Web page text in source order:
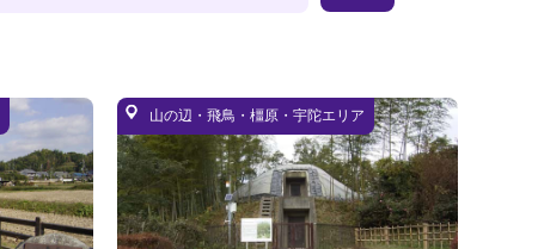
山の辺・飛鳥・橿原・宇陀エリア